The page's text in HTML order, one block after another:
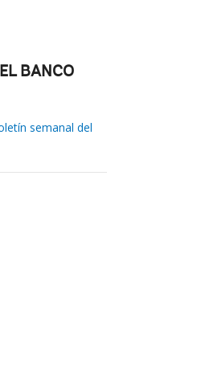
BANCO
semanal del